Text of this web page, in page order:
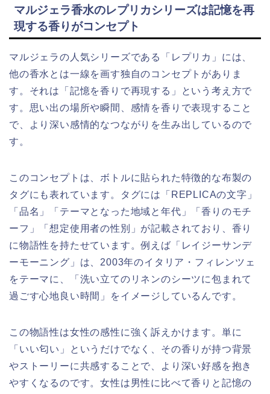
マルジェラ香水のレプリカシリーズは記憶を再
現する香りがコンセプト
マルジェラの人気シリーズである「レプリカ」には、
他の香水とは一線を画す独自のコンセプトがありま
す。それは「記憶を香りで再現する」という考え方で
す。思い出の場所や瞬間、感情を香りで表現すること
で、より深い感情的なつながりを生み出しているので
す。
このコンセプトは、ボトルに貼られた特徴的な布製の
タグにも表れています。タグには「REPLICAの文字」
「品名」「テーマとなった地域と年代」「香りのモチ
ーフ」「想定使用者の性別」が記載されており、香り
に物語性を持たせています。例えば「レイジーサンデ
ーモーニング」は、2003年のイタリア・フィレンツェ
をテーマに、「洗い立てのリネンのシーツに包まれて
過ごす心地良い時間」をイメージしているんです。
この物語性は女性の感性に強く訴えかけます。単に
「いい匂い」というだけでなく、その香りが持つ背景
やストーリーに共感することで、より深い好感を抱き
やすくなるのです。女性は男性に比べて香りと記憶の